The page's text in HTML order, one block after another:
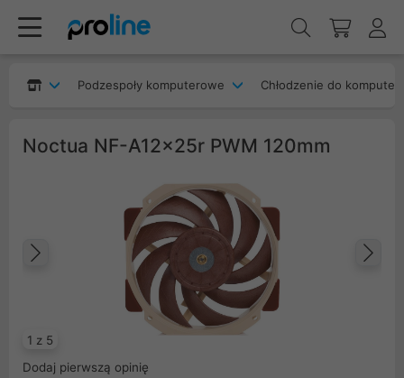
Podzespoły komputerowe Chłodzenie do
Noctua NF-A12x25r PWM 120mm
1 z 5
Poprzedni
Dodaj pierwszą opinię